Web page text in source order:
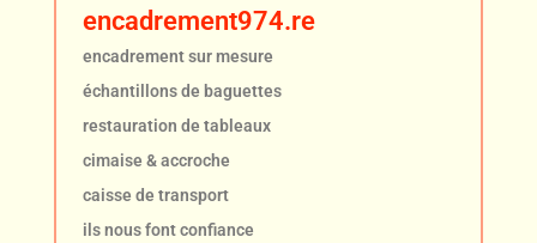
encadrement974.re
encadrement sur mesure
échantillons de baguettes
restauration de tableaux
cimaise & accroche
caisse de transport
ils nous font confiance